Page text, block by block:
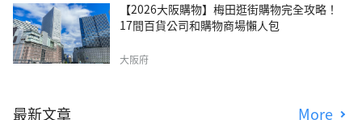
【2026大阪購物】梅田逛街購物完全攻略！
17間百貨公司和購物商場懶人包
大阪府
最新文章 More